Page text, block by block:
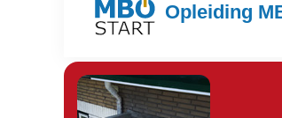
Opleiding